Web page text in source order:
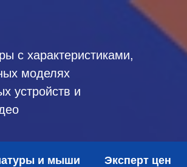
с характеристиками,
моделях
устройств и
и мыши Эксперт цен